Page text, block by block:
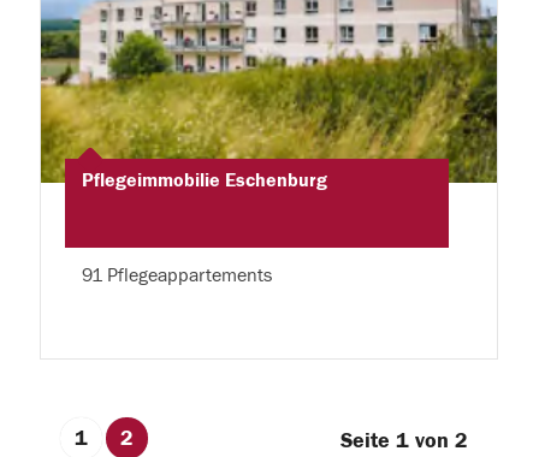
Pflegeimmobilie Eschenburg
91 Pflegeappartements
Seite 1 von 2
1 2